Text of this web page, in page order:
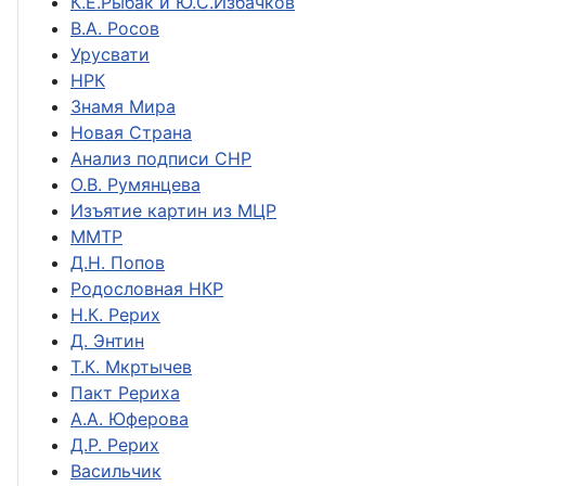
В.А. Росов
Урусвати
НРК
Знамя Мира
Новая Страна
Анализ подписи СНР
О.В. Румянцева
Изъятие картин из МЦР
ММТР
Д.Н. Попов
Родословная НКР
Н.К. Рерих
Д. Энтин
Т.К. Мкртычев
Пакт Рериха
А.А. Юферова
Д.Р. Рерих
Васильчик